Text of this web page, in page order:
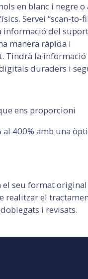
en blanc i negre o
Servei “scan-to-
informació del suport
manera ràpida i
Tindrà la informació
duraders i
ens proporcioni
400% amb una
el seu format original
realitzar el
i revisats.